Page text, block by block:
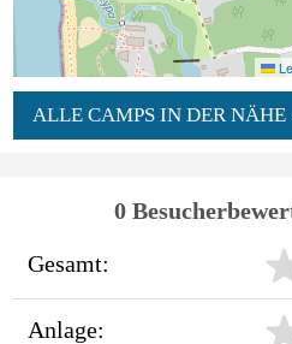
ALLE CAMPS IN DER NÄHE
0
Gesamt:
Anlage: